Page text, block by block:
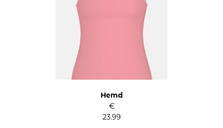
Hemd
€
23.99